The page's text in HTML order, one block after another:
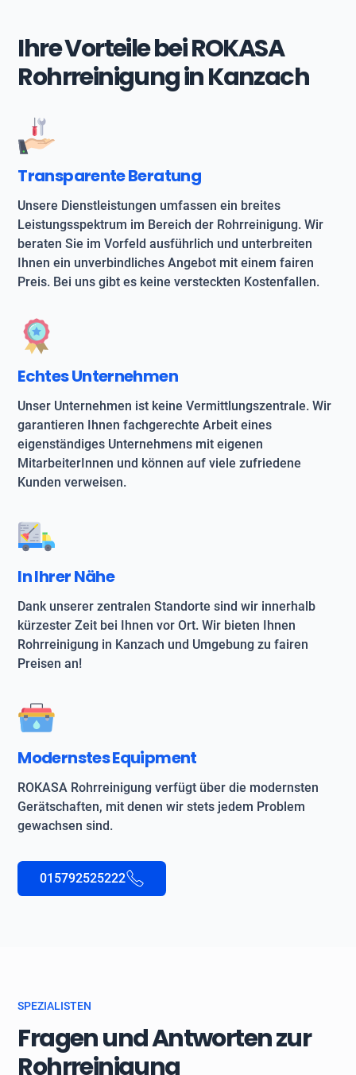
Ihre Vorteile bei ROKASA
Rohrreinigung in Kanzach
Transparente Beratung
Unsere Dienstleistungen umfassen ein breites
Leistungsspektrum im Bereich der Rohrreinigung. Wir
beraten Sie im Vorfeld ausführlich und unterbreiten
Ihnen ein unverbindliches Angebot mit einem fairen
Preis. Bei uns gibt es keine versteckten Kostenfallen.
Echtes Unternehmen
Unser Unternehmen ist keine Vermittlungszentrale. Wir
garantieren Ihnen fachgerechte Arbeit eines
eigenständiges Unternehmens mit eigenen
MitarbeiterInnen und können auf viele zufriedene
Kunden verweisen.
In Ihrer Nähe
Dank unserer zentralen Standorte sind wir innerhalb
kürzester Zeit bei Ihnen vor Ort. Wir bieten Ihnen
Rohrreinigung in Kanzach und Umgebung zu fairen
Preisen an!
Modernstes Equipment
ROKASA Rohrreinigung verfügt über die modernsten
Gerätschaften, mit denen wir stets jedem Problem
gewachsen sind.
015792525222
SPEZIALISTEN
Fragen und Antworten zur
Rohrreinigung